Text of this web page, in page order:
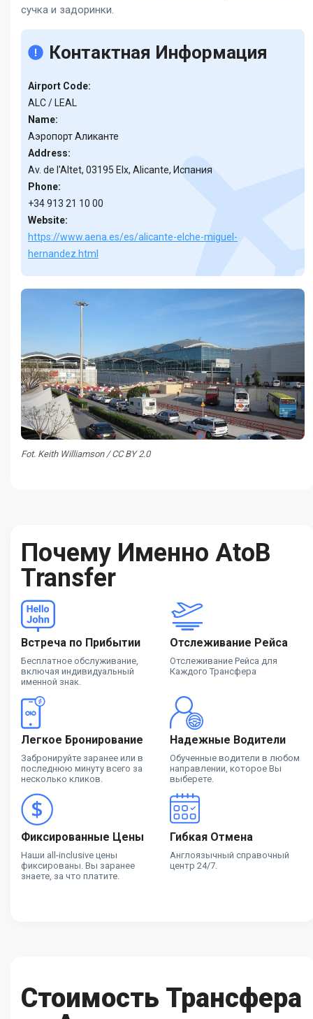
сучка и задоринки.
Контактная Информация
Airport Code:
ALC / LEAL
Name:
Аэропорт Аликанте
Address:
Av. de l'Altet, 03195 Elx, Alicante, Испания
Phone:
+34 913 21 10 00
Website:
https://www.aena.es/es/alicante-elche-miguel-
hernandez.html
Fot. Keith Williamson / CC BY 2.0
Почему Именно AtoB
Transfer
Встреча по Прибытии
Бесплатное обслуживание,
включая индивидуальный
именной знак.
Отслеживание Рейса
Отслеживание Рейса для
Каждого Трансфера
Легкое Бронирование
Забронируйте заранее или в
последнюю минуту всего за
несколько кликов.
Надежные Водители
Обученные водители в любом
направлении, которое Вы
выберете.
Фиксированные Цены
Наши all-inclusive цены
фиксированы. Вы заранее
знаете, за что платите.
Гибкая Отмена
Англоязычный справочный
центр 24/7.
Стоимость Трансфера